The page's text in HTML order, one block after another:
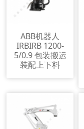
ABB机器人
IRBIRB 1200-
5/0.9 包装搬运
装配上下料